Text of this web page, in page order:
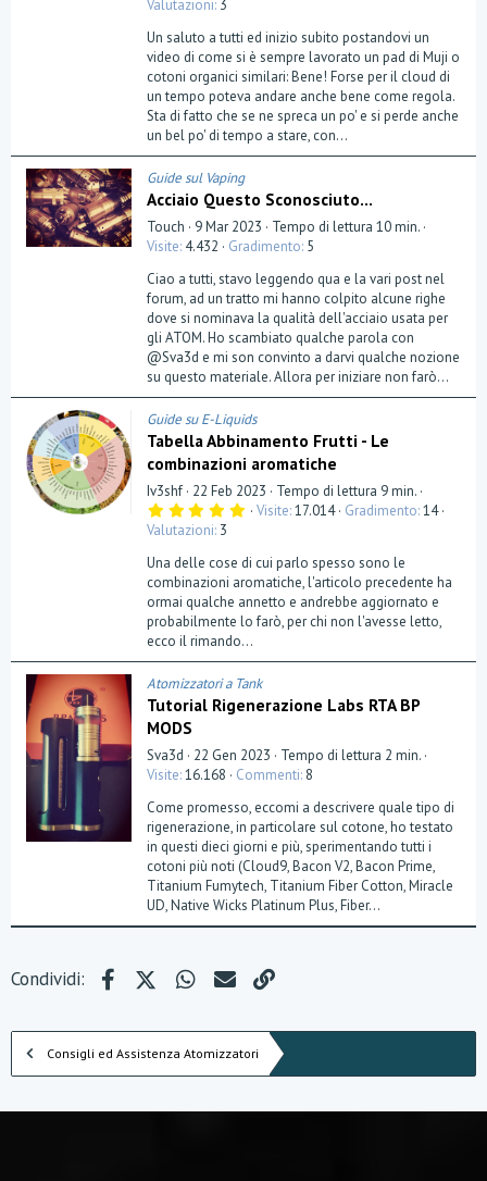
s
e
l
l
a
(
e
)
Valutazioni 3
Un saluto a tutti ed inizio subito postandovi un
video di come si è sempre lavorato un pad di Muji o
cotoni organici similari: Bene! Forse per il cloud di
un tempo poteva andare anche bene come regola.
Sta di fatto che se ne spreca un po' e si perde anche
un bel po' di tempo a stare, con...
Guide sul Vaping
Acciaio Questo Sconosciuto...
Touch 9 Mar 2023
Tempo di lettura 10 min.
Visite 4.432 Gradimento 5
Ciao a tutti, stavo leggendo qua e la vari post nel
forum, ad un tratto mi hanno colpito alcune righe
dove si nominava la qualità dell'acciaio usata per
gli ATOM. Ho scambiato qualche parola con
@Sva3d e mi son convinto a darvi qualche nozione
su questo materiale. Allora per iniziare non farò...
Guide su E-Liquids
Tabella Abbinamento Frutti - Le
combinazioni aromatiche
Iv3shf 22 Feb 2023
Tempo di lettura 9 min.
5
s
t
l
l
(
e
)
Visite 17.014 Gradimento 14
Valutazioni 3
Una delle cose di cui parlo spesso sono le
combinazioni aromatiche, l'articolo precedente ha
ormai qualche annetto e andrebbe aggiornato e
probabilmente lo farò, per chi non l'avesse letto,
ecco il rimando...
Atomizzatori a Tank
Tutorial Rigenerazione Labs RTA BP
MODS
Sva3d 22 Gen 2023
Tempo di lettura 2 min.
Visite 16.168 Commenti 8
Come promesso, eccomi a descrivere quale tipo di
rigenerazione, in particolare sul cotone, ho testato
in questi dieci giorni e più, sperimentando tutti i
cotoni più noti (Cloud9, Bacon V2, Bacon Prime,
Titanium Fumytech, Titanium Fiber Cotton, Miracle
UD, Native Wicks Platinum Plus, Fiber...
Condividi: FacebookX (Twitter)WhatsApp
e-mail
Consigli ed Assistenza Atomizzatori